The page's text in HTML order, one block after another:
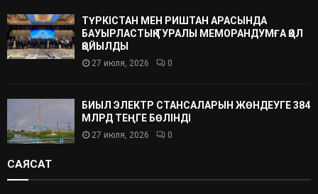
ТҮРКІСТАН МЕН РИШТАН АРАСЫНДА
БАУЫРЛАСТЫҚ ТУРАЛЫ МЕМОРАНДУМҒА ҚОЛ
ҚОЙЫЛДЫ
27 июля, 2026 0
БИЫЛ ЭЛЕКТР СТАНСАЛАРЫН ЖӨНДЕУГЕ 384
МЛРД ТЕҢГЕ БӨЛІНДІ
27 июля, 2026 0
САЯСАТ